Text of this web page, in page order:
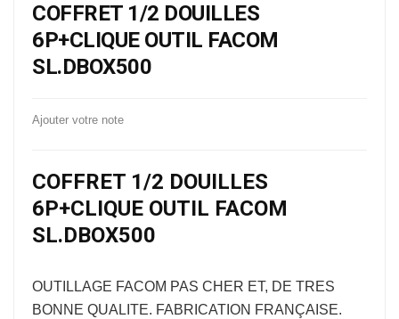
COFFRET 1/2 DOUILLES
6P+CLIQUE OUTIL FACOM
SL.DBOX500
Ajouter votre note
COFFRET 1/2 DOUILLES
6P+CLIQUE OUTIL FACOM
SL.DBOX500
OUTILLAGE FACOM PAS CHER ET, DE TRES
BONNE QUALITE. FABRICATION FRANÇAISE.